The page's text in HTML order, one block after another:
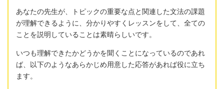
あなたの先生が、トピックの重要な点と関連した文法の課題
が理解できるように、分かりやすくレッスンをして、全ての
ことを説明していることは素晴らしいです。
いつも理解できたかどうかを聞くことになっているのであれ
ば、以下のようなあらかじめ用意した応答があれば役に立ち
ます。